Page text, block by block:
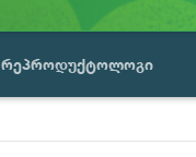
რეპროდუქტოლოგი